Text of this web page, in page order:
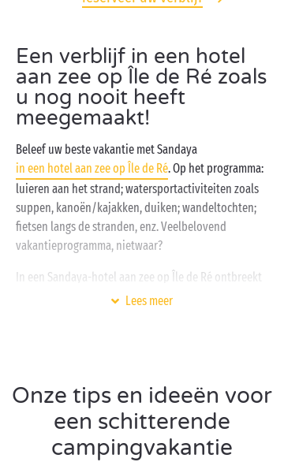
Een verblijf in een hotel
aan zee op Île de Ré zoals
u nog nooit heeft
meegemaakt!
Beleef uw beste vakantie met Sandaya
in een hotel aan zee op Île de Ré. Op het programma:
luieren aan het strand; watersportactiviteiten zoals
suppen, kanoën/kajakken, duiken; wandeltochten;
fietsen langs de stranden, enz. Veelbelovend
vakantieprogramma, nietwaar?
In een Sandaya-hotel aan zee op Île de Ré ontbreekt
het ook niet aan activiteiten. Goed om te weten: u
Naast de infrastructuur en faciliteiten van uw luxe
accommodatie verkent u de omgeving van het eiland,
te beginnen met Bois-Plage-en-Ré , een badplaats
waar u stranden ontdekt die omzoomd zijn door
Sainte-Marie-de-Ré
Lees meer
Onze tips en ideeën voor
een schitterende
campingvakantie